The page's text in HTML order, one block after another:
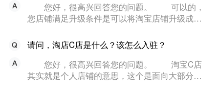
您好，很高兴回答您的问题。 可以的，
您店铺满足升级条件是可以将淘宝店铺升级成企
接查询。不仅如此升级成企业店铺后如果后续不
在运营了还能进行转让出售。 详情可以咨询
易店无忧销售顾问了解哟，更有1对1的专属贴心
服务。
请问，淘店C店是什么？该怎么入驻？
您好，很高兴回答您的问题。 淘宝C店
其实就是个人店铺的意思，这个是面向大部分想